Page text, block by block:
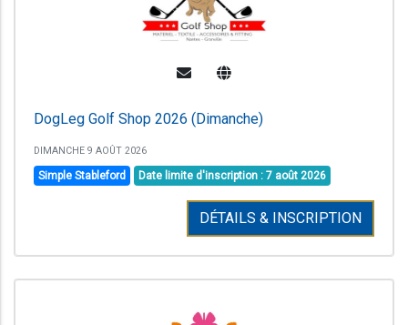
DogLeg Golf Shop 2026 (Dimanche)
DIMANCHE 9 AOÛT 2026
Simple Stableford Date limite d'inscription : 7 août 2026
DÉTAILS & INSCRIPTION